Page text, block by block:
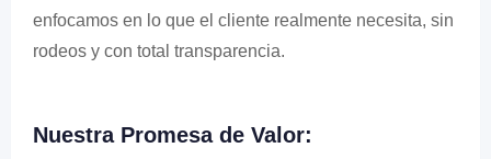
enfocamos en lo que el cliente realmente necesita, sin
rodeos y con total transparencia.
Nuestra Promesa de Valor: